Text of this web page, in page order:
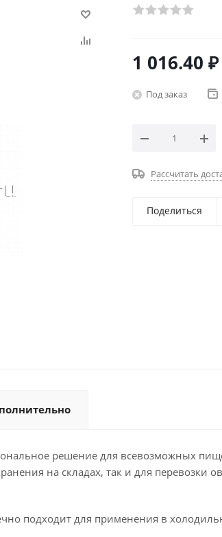
1 016.40 ₽
Под заказ
Рассчитать
Поделиться
решение для всевозможных
на складах, так и для
подходит для применения в